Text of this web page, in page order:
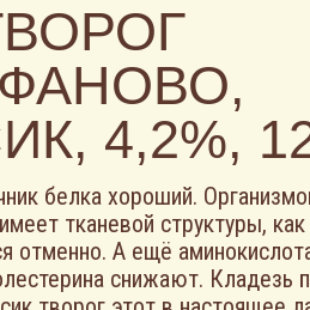
4,2%,
белка хороший.
тканевой структуры,
отменно. А ещё
снижают. Кладезь